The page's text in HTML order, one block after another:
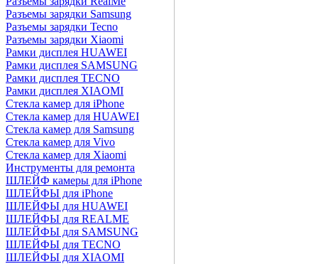
Разъемы зарядки Samsung
Разъемы зарядки Tecno
Разъемы зарядки Xiaomi
Рамки дисплея HUAWEI
Рамки дисплея SAMSUNG
Рамки дисплея TECNO
Рамки дисплея XIAOMI
Стекла камер для iPhone
Стекла камер для HUAWEI
Стекла камер для Samsung
Стекла камер для Vivo
Стекла камер для Xiaomi
Инструменты для ремонта
ШЛЕЙФ камеры для iPhone
ШЛЕЙФЫ для iPhone
ШЛЕЙФЫ для HUAWEI
ШЛЕЙФЫ для REALME
ШЛЕЙФЫ для SAMSUNG
ШЛЕЙФЫ для TECNO
ШЛЕЙФЫ для XIAOMI